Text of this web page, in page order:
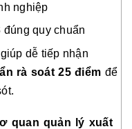
nghiệp
đúng quy chuẩn
dễ tiếp nhận
rà soát 25 điểm để
quan quản lý xuất